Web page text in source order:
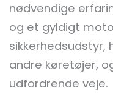
nødvendige
og et gyldigt
andre køretøjer,
udfordrende veje.